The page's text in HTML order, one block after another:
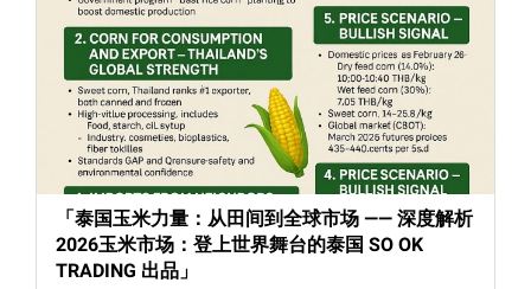
「泰国玉米力量：从田间到全球市场 —— 深度解析
2026玉米市场：登上世界舞台的泰国 SO OK
TRADING 出品」